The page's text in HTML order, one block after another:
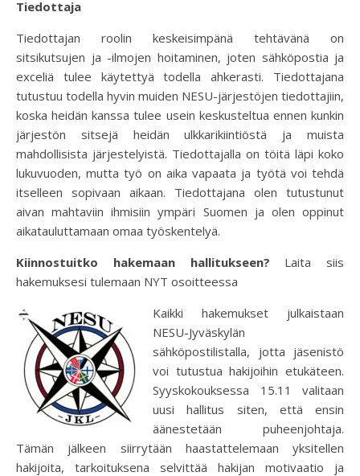
Tiedottaja
Tiedottajan roolin keskeisimpänä tehtävänä on
sitsikutsujen ja -ilmojen hoitaminen, joten sähköpostia ja
exceliä tulee käytettyä todella ahkerasti. Tiedottajana
tutustuu todella hyvin muiden NESU-järjestöjen tiedottajiin,
koska heidän kanssa tulee usein keskusteltua ennen kunkin
järjestön sitsejä heidän ulkkarikiintiöstä ja muista
mahdollisista järjestelyistä. Tiedottajalla on töitä läpi koko
lukuvuoden, mutta työ on aika vapaata ja työtä voi tehdä
itselleen sopivaan aikaan. Tiedottajana olen tutustunut
aivan mahtaviin ihmisiin ympäri Suomen ja olen oppinut
aikatauluttamaan omaa työskentelyä.
Kiinnostuitko hakemaan hallitukseen? Laita siis
hakemuksesi tulemaan NYT osoitteessa
Kaikki hakemukset julkaistaan
NESU-Jyväskylän
sähköpostilistalla, jotta jäsenistö
voi tutustua hakijoihin etukäteen.
Syyskokouksessa 15.11 valitaan
uusi hallitus siten, että ensin
äänestetään puheenjohtaja.
Tämän jälkeen siirrytään haastattelemaan yksitellen
hakijoita, tarkoituksena selvittää hakijan motivaatio ja